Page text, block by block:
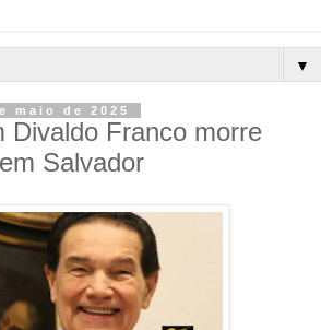
▼
maio de 2025
Divaldo Franco morre
Salvador